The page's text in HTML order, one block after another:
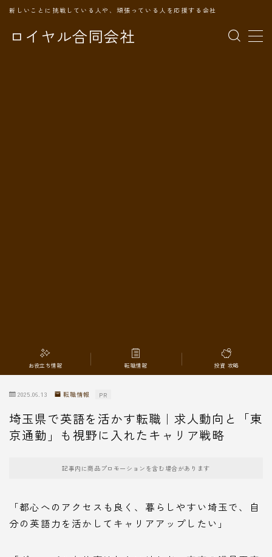
ロイヤル合同会社
新しいことに挑戦している人や、頑張っている人を応援する会社
MENU
お役立ち情報 転職情報 投資 攻略
2025.06.13 転職情報 PR
埼玉県で英語を活かす転職｜求人動向と「東
京通勤」も視野に入れたキャリア戦略
記事内に商品プロモーションを含む場合があります
「都心へのアクセスも良く、暮らしやすい埼玉で、自
分の英語力を活かしてキャリアアップしたい」